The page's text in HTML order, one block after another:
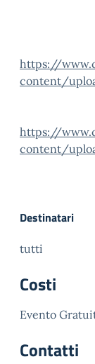
https://
content/
https://
content/
Destinatari
tutti
Costi
Evento
Contatti